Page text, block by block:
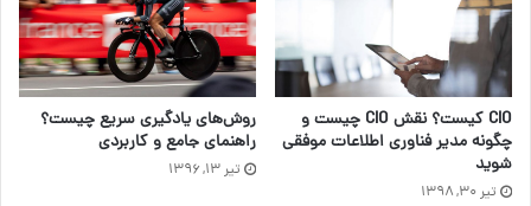
CIO کیست؟ نقش CIO چیست و
چگونه مدیر فناوری اطلاعات موفقی
شوید
تیر ۳۰, ۱۳۹۸
روش‌های یادگیری سریع چیست؟
راهنمای جامع و کاربردی
تیر ۱۳, ۱۳۹۶